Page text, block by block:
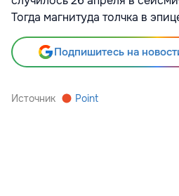
Тогда магнитуда толчка в
Подпишитесь на
Источник Point